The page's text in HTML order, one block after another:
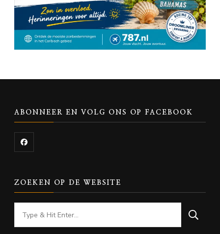
ABONNEER EN VOLG ONS OP FACEBOOK
ZOEKEN OP DE WEBSITE